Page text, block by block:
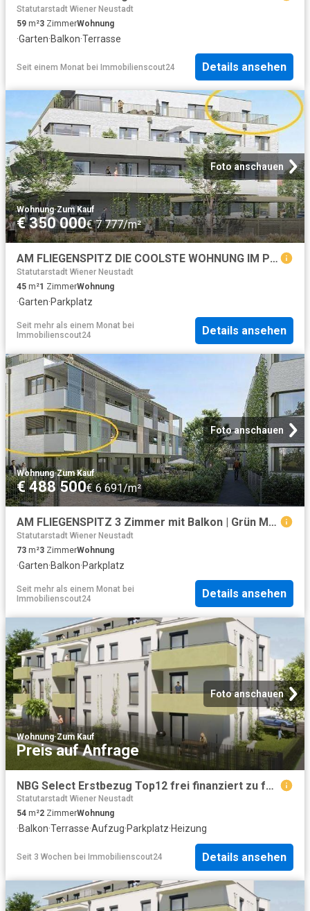
Statutarstadt Wiener Neustadt
59 m²3 ZimmerWohnung
·Garten·Balkon·Terrasse
Seit einem Monat bei Immobilienscout24 Details ansehen
Foto anschauen
Wohnung·Zum Kauf
€ 350 000€ 7 777/m²
AM FLIEGENSPITZ DIE COOLSTE WOHNUNG IM PROJEKT! | Kleinwohnung mit 2 Terrassen Skyline Wien & Sonnenuntergang | Provisionsfrei!
Statutarstadt Wiener Neustadt
45 m²1 ZimmerWohnung
·Garten·Parkplatz
Seit mehr als einem Monat bei
Immobilienscout24
Details ansehen
Foto anschauen
Wohnung·Zum Kauf
€ 488 500€ 6 691/m²
AM FLIEGENSPITZ 3 Zimmer mit Balkon | Grün Modern Nachhaltig | Provisionsfrei!
Statutarstadt Wiener Neustadt
73 m²3 ZimmerWohnung
·Garten·Balkon·Parkplatz
Seit mehr als einem Monat bei
Immobilienscout24
Details ansehen
Foto anschauen
Wohnung·Zum Kauf
Preis auf Anfrage
NBG Select Erstbezug Top12 frei finanziert zu fairen Kosten Eigentum verfügbar Ende 3. Quartal 2027
Statutarstadt Wiener Neustadt
54 m²2 ZimmerWohnung
·Balkon·Terrasse·Aufzug·Parkplatz·Heizung
Seit 3 Wochen bei Immobilienscout24 Details ansehen